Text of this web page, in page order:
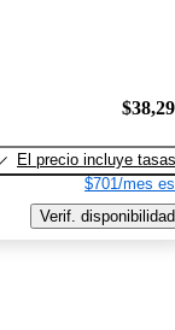
El precio incluye tasas
$701/mes
Verif. disponibilidad